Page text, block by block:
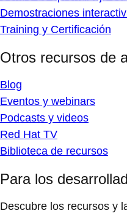
Demostraciones
Training y Certificación
Otros recursos de
Blog
Eventos y webinars
Podcasts y videos
Red Hat TV
Biblioteca de recursos
Para los
Descubre los recursos y